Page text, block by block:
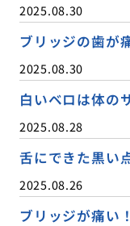
2025.08.30
ブリッジの歯が
2025.08.30
白いベロは体の
2025.08.28
舌にできた黒い
2025.08.26
ブリッジが痛い